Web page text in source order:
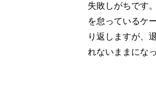
失敗しがちです
を怠っているケ
り返しますが、
れないままにな